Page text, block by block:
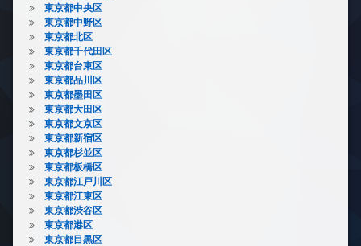
東京都中央区
東京都中野区
東京都北区
東京都千代田区
東京都台東区
東京都品川区
東京都墨田区
東京都大田区
東京都文京区
東京都新宿区
東京都杉並区
東京都板橋区
東京都江戸川区
東京都江東区
東京都渋谷区
東京都港区
東京都目黒区